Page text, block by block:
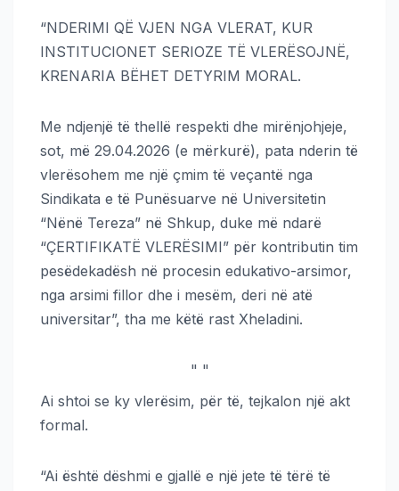
“NDERIMI QË VJEN NGA VLERAT, KUR
INSTITUCIONET SERIOZE TË VLERËSOJNË,
KRENARIA BËHET DETYRIM MORAL.
Me ndjenjë të thellë respekti dhe mirënjohjeje,
sot, më 29.04.2026 (e mërkurë), pata nderin të
vlerësohem me një çmim të veçantë nga
Sindikata e të Punësuarve në Universitetin
“Nënë Tereza” në Shkup, duke më ndarë
“ÇERTIFIKATË VLERËSIMI” për kontributin tim
pesëdekadësh në procesin edukativo-arsimor,
nga arsimi fillor dhe i mesëm, deri në atë
universitar”, tha me këtë rast Xheladini.
" "
Ai shtoi se ky vlerësim, për të, tejkalon një akt
formal.
“Ai është dëshmi e gjallë e një jete të tërë të